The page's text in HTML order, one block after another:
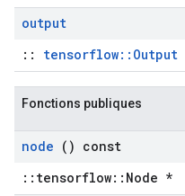
output
:: tensorflow::Output
Fonctions publiques
node () const
::tensorflow::Node *